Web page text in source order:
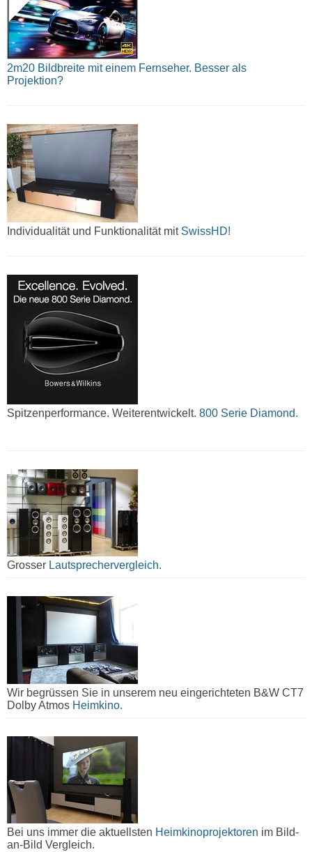
2m20 Bildbreite mit einem Fernseher. Besser als
Projektion?
Individualität und Funktionalität mitSwissHD!
Spitzenperformance. Weiterentwickelt. 800 Serie Diamond.
Grosser Lautsprechervergleich.
Wir begrüssen Sie in unserem neu eingerichteten B&W CT7
Dolby Atmos Heimkino.
Bei uns immer die aktuellsten Heimkinoprojektoren im Bild-
an-Bild Vergleich.